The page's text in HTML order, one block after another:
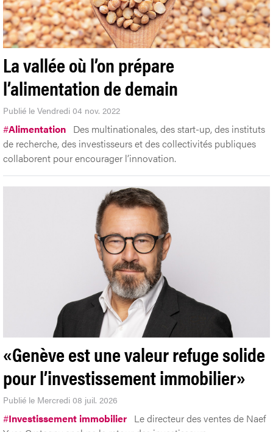
La vallée où l’on prépare
l’alimentation de demain
Publié le Vendredi 04 nov. 2022
de recherche, des investisseurs et des collectivités publiques
collaborent pour encourager l’innovation.
«Genève est une valeur refuge solide
pour l’investissement immobilier»